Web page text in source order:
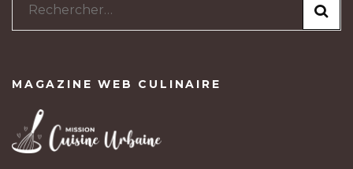
Rechercher :
MAGAZINE WEB CULINAIRE